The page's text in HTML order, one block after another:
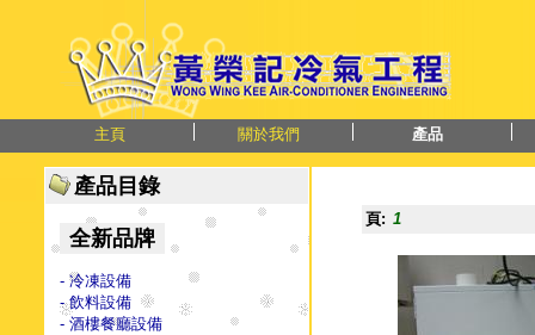
主頁 關於我們 產品
產品目錄
全新品牌
- 冷凍設備
- 飲料設備
- 酒樓餐廳設備
頁: 1